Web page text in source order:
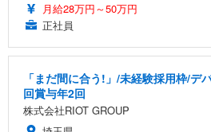
月給28万円～50万円
正社員
「まだ間に合う!」/未経験採用枠/デ
回賞与年2回
株式会社RIOT GROUP